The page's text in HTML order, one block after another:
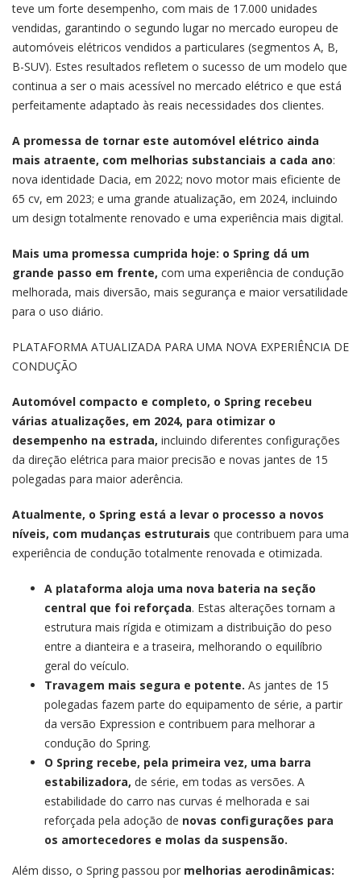
teve um forte desempenho, com mais de 17.000 unidades
vendidas, garantindo o segundo lugar no mercado europeu de
automóveis elétricos vendidos a particulares (segmentos A, B,
B-SUV). Estes resultados refletem o sucesso de um modelo que
continua a ser o mais acessível no mercado elétrico e que está
perfeitamente adaptado às reais necessidades dos clientes.
A promessa de tornar este automóvel elétrico ainda
mais atraente, com melhorias substanciais a cada ano:
nova identidade Dacia, em 2022; novo motor mais eficiente de
65 cv, em 2023; e uma grande atualização, em 2024, incluindo
um design totalmente renovado e uma experiência mais digital.
Mais uma promessa cumprida hoje: o Spring dá um
grande passo em frente, com uma experiência de condução
melhorada, mais diversão, mais segurança e maior versatilidade
para o uso diário.
PLATAFORMA ATUALIZADA PARA UMA NOVA EXPERIÊNCIA DE
CONDUÇÃO
Automóvel compacto e completo, o Spring recebeu
várias atualizações, em 2024, para otimizar o
desempenho na estrada, incluindo diferentes configurações
da direção elétrica para maior precisão e novas jantes de 15
polegadas para maior aderência.
Atualmente, o Spring está a levar o processo a novos
níveis, com mudanças estruturais que contribuem para uma
experiência de condução totalmente renovada e otimizada.
A plataforma aloja uma nova bateria na seção
central que foi reforçada. Estas alterações tornam a
estrutura mais rígida e otimizam a distribuição do peso
entre a dianteira e a traseira, melhorando o equilíbrio
geral do veículo.
Travagem mais segura e potente. As jantes de 15
polegadas fazem parte do equipamento de série, a partir
da versão Expression e contribuem para melhorar a
condução do Spring.
O Spring recebe, pela primeira vez, uma barra
estabilizadora, de série, em todas as versões. A
estabilidade do carro nas curvas é melhorada e sai
reforçada pela adoção de novas configurações para
os amortecedores e molas da suspensão.
Além disso, o Spring passou por melhorias aerodinâmicas: